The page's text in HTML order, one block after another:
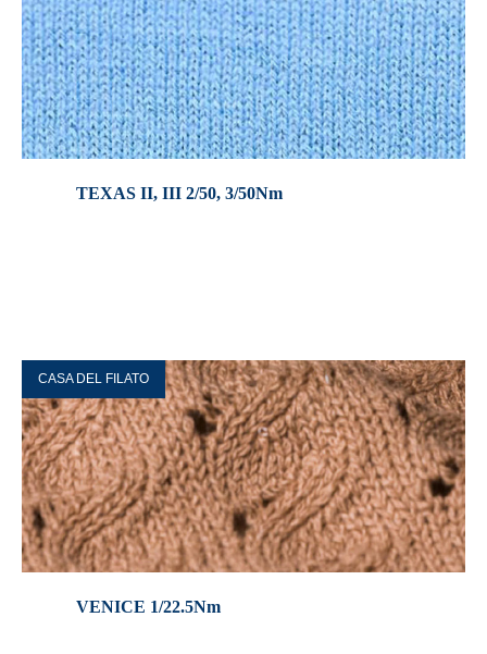
TEXAS II, III 2/50, 3/50Nm
CASA DEL FILATO
VENICE 1/22.5Nm